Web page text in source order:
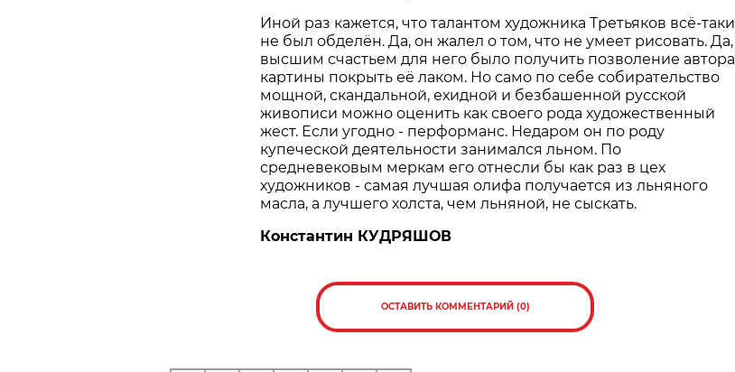
Иной раз кажется, что талантом художника Третьяков всё-таки
не был обделён. Да, он жалел о том, что не умеет рисовать. Да,
высшим счастьем для него было получить позволение автора
картины покрыть её лаком. Но само по себе собирательство
мощной, скандальной, ехидной и безбашенной русской
живописи можно оценить как своего рода художественный
жест. Если угодно - перформанс. Недаром он по роду
купеческой деятельности занимался льном. По
средневековым меркам его отнесли бы как раз в цех
художников - самая лучшая олифа получается из льняного
масла, а лучшего холста, чем льняной, не сыскать.
Константин КУДРЯШОВ
ОСТАВИТЬ КОММЕНТАРИЙ (0)